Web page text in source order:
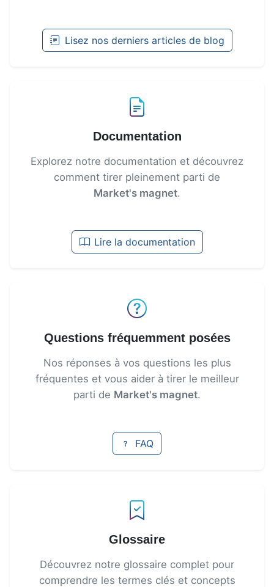
Lisez nos derniers articles de blog
Documentation
Explorez notre documentation et découvrez
comment tirer pleinement parti de
Market's magnet.
Lire la documentation
Questions fréquemment posées
Nos réponses à vos questions les plus
fréquentes et vous aider à tirer le meilleur
parti de Market's magnet.
FAQ
Glossaire
Découvrez notre glossaire complet pour
comprendre les termes clés et concepts